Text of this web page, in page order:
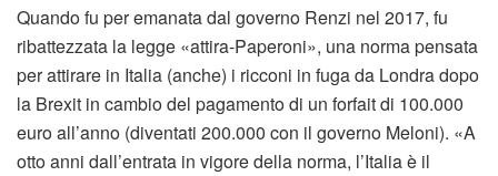
Quando fu per emanata dal governo Renzi nel 2017, fu
ribattezzata la legge «attira-Paperoni», una norma pensata
per attirare in Italia (anche) i ricconi in fuga da Londra dopo
la Brexit in cambio del pagamento di un forfait di 100.000
euro all’anno (diventati 200.000 con il governo Meloni). «A
otto anni dall’entrata in vigore della norma, l’Italia è il